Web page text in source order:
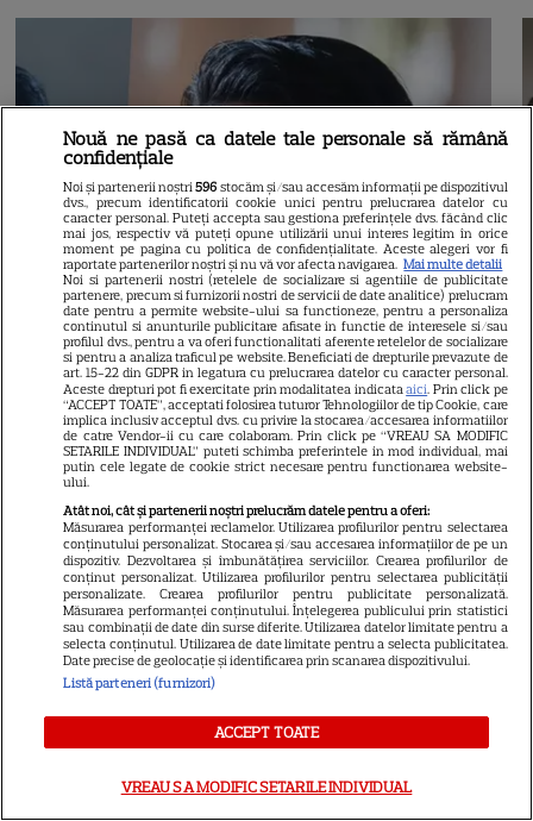
NETFLIX
Agentul Kim reactivat pe
Netflix: Serialul-fenomen care
a rupt topurile de audiență. Ce
șanse sunt pentru Sezonul 2
Nouă ne pasă ca datele tale personale să rămână
confidențiale
Noi și partenerii noștri596 stocăm și/sau accesăm informații pe dispozitivul
dvs., precum identificatorii cookie unici pentru prelucrarea datelor cu
caracter personal. Puteți accepta sau gestiona preferințele dvs. făcând clic
mai jos, respectiv vă puteți opune utilizării unui interes legitim în orice
moment pe pagina cu politica de confidențialitate. Aceste alegeri vor fi
raportate partenerilor noștri și nu vă vor afecta navigarea. Mai multe detalii
Noi si partenerii nostri (retelele de socializare si agentiile de publicitate
partenere, precum si furnizorii nostri de servicii de date analitice) prelucram
date pentru a permite website-ului sa functioneze, pentru a personaliza
continutul si anunturile publicitare afisate in functie de interesele si/sau
profilul dvs., pentru a va oferi functionalitati aferente retelelor de socializare
si pentru a analiza traficul pe website. Beneficiati de drepturile prevazute de
art. 15-22 din GDPR in legatura cu prelucrarea datelor cu caracter personal.
Aceste drepturi pot fi exercitate prin modalitatea indicataaici. Prin click pe
“ACCEPT TOATE”, acceptati folosirea tuturor Tehnologiilor de tip Cookie, care
implica inclusiv acceptul dvs. cu privire la stocarea/accesarea informatiilor
de catre Vendor-ii cu care colaboram. Prin click pe “VREAU SA MODIFIC
SETARILE INDIVIDUAL” puteti schimba preferintele in mod individual, mai
putin cele legate de cookie strict necesare pentru functionarea website-
ului.
Atât noi, cât și partenerii noștri prelucrăm datele pentru a oferi:
Măsurarea performanței reclamelor. Utilizarea profilurilor pentru selectarea
conținutului personalizat. Stocarea și/sau accesarea informațiilor de pe un
dispozitiv. Dezvoltarea și îmbunătățirea serviciilor. Crearea profilurilor de
conținut personalizat. Utilizarea profilurilor pentru selectarea publicității
personalizate. Crearea profilurilor pentru publicitate personalizată.
Măsurarea performanței conținutului. Înțelegerea publicului prin statistici
sau combinații de date din surse diferite. Utilizarea datelor limitate pentru a
selecta conținutul. Utilizarea de date limitate pentru a selecta publicitatea.
Date precise de geolocație și identificarea prin scanarea dispozitivului.
Listă parteneri (furnizori)
ACCEPT TOATE
VREAU SA MODIFIC SETARILE INDIVIDUAL